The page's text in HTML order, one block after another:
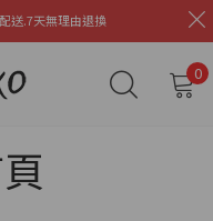
送.7天無理由退換
0